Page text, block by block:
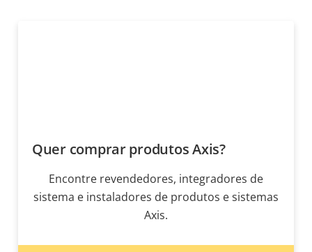
Quer comprar produtos Axis?
Encontre revendedores, integradores de
sistema e instaladores de produtos e sistemas
Axis.